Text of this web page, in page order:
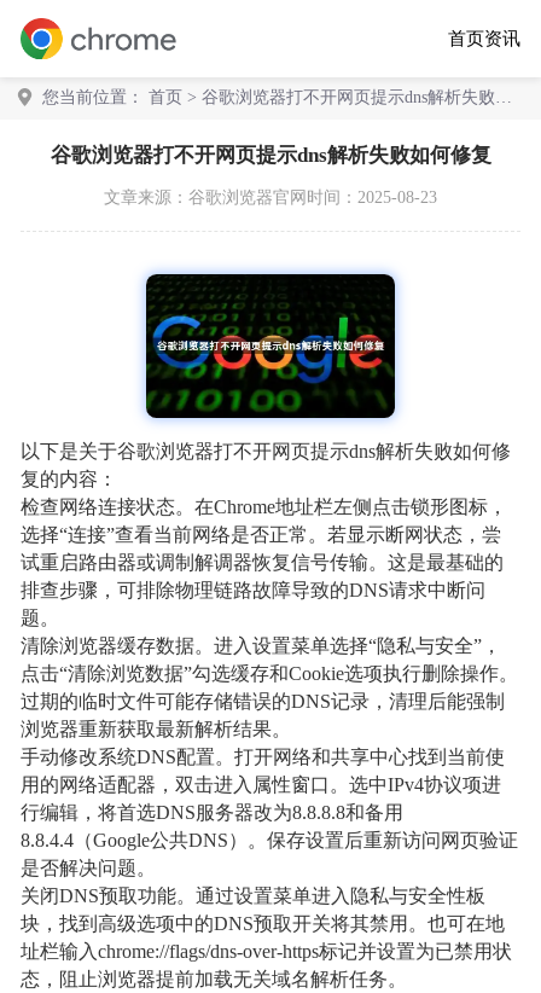
首页资讯
您当前位置： 首页 > 谷歌浏览器打不开网页提示dns解析失败如
谷歌浏览器打不开网页提示dns解析失败如何修复
文章来源： 谷歌浏览器官网 时间：2025-08-23
以下是关于谷歌浏览器打不开网页提示dns解析失败如何修
复的内容：
检查网络连接状态。在Chrome地址栏左侧点击锁形图标，
选择“连接”查看当前网络是否正常。若显示断网状态，尝
试重启路由器或调制解调器恢复信号传输。这是最基础的
排查步骤，可排除物理链路故障导致的DNS请求中断问
题。
清除浏览器缓存数据。进入设置菜单选择“隐私与安全”，
点击“清除浏览数据”勾选缓存和Cookie选项执行删除操作。
过期的临时文件可能存储错误的DNS记录，清理后能强制
浏览器重新获取最新解析结果。
手动修改系统DNS配置。打开网络和共享中心找到当前使
用的网络适配器，双击进入属性窗口。选中IPv4协议项进
行编辑，将首选DNS服务器改为8.8.8.8和备用
8.8.4.4（Google公共DNS）。保存设置后重新访问网页验证
是否解决问题。
关闭DNS预取功能。通过设置菜单进入隐私与安全性板
块，找到高级选项中的DNS预取开关将其禁用。也可在地
址栏输入chrome://flags/dns-over-https标记并设置为已禁用状
态，阻止浏览器提前加载无关域名解析任务。